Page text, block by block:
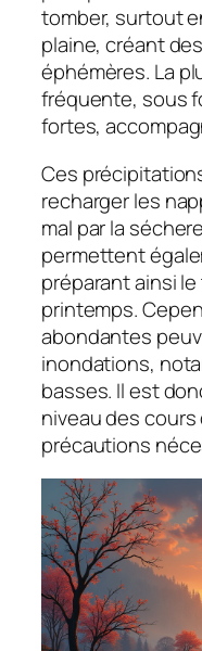
tomber, surtout
plaine, créant
éphémères. La
fréquente, sous
fortes,
Ces
recharger les
mal par la
permettent
préparant ainsi
printemps.
abondantes
inondations,
basses. Il est
niveau des cours
précautions